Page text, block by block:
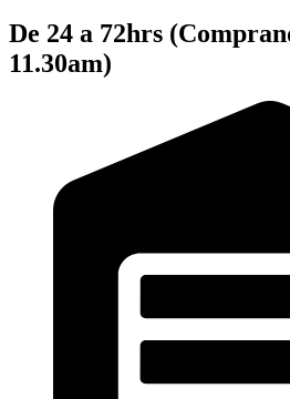
De 24 a 72hrs
11.30am)